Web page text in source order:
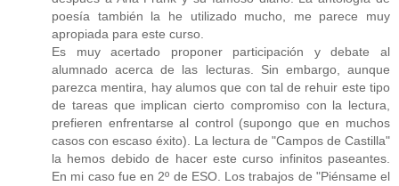
poesía también la he utilizado mucho, me parece muy
apropiada para este curso.
Es muy acertado proponer participación y debate al
alumnado acerca de las lecturas. Sin embargo, aunque
parezca mentira, hay alumos que con tal de rehuir este tipo
de tareas que implican cierto compromiso con la lectura,
prefieren enfrentarse al control (supongo que en muchos
casos con escaso éxito). La lectura de "Campos de Castilla"
la hemos debido de hacer este curso infinitos paseantes.
En mi caso fue en 2º de ESO. Los trabajos de "Piénsame el